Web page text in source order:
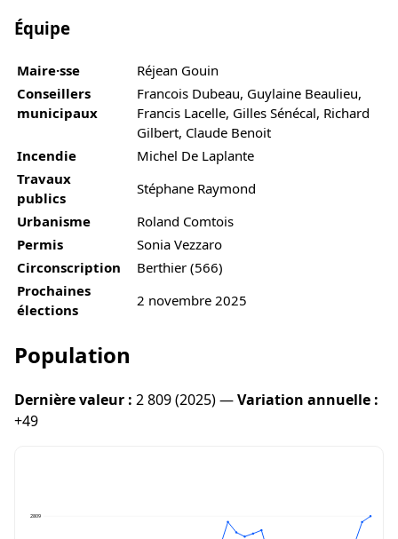
Équipe
Maire·sse
Réjean Gouin
Conseillers
municipaux
Francois Dubeau, Guylaine Beaulieu,
Francis Lacelle, Gilles Sénécal, Richard
Gilbert, Claude Benoit
Incendie
Michel De Laplante
Travaux
publics
Stéphane Raymond
Urbanisme
Roland Comtois
Permis
Sonia Vezzaro
Circonscription
Berthier (566)
Prochaines
élections
2 novembre 2025
Population
Dernière valeur : 2 809 (2025) —Variation annuelle :
+49
2809